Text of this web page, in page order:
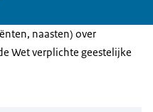
naasten) over
Wet verplichte geestelijke